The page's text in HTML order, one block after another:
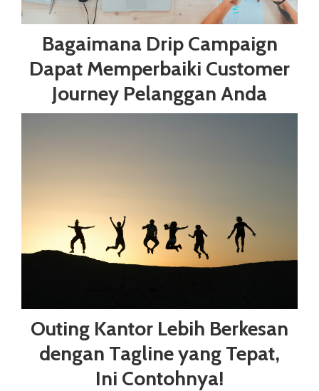
Bagaimana Drip Campaign
Dapat Memperbaiki Customer
Journey Pelanggan Anda
Outing Kantor Lebih Berkesan
dengan Tagline yang Tepat,
Ini Contohnya!